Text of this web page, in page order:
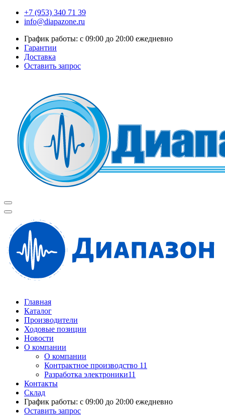
+7 (953) 340 71 39
info@diapazone.ru
График работы: с 09:00 до 20:00 ежедневно
Гарантии
Доставка
Оставить запрос
Главная
Каталог
Производители
Ходовые позиции
Новости
О компании
О компании
Контрактное производство 11
Разработка электроники11
Контакты
Склад
График работы: с 09:00 до 20:00 ежедневно
Оставить запрос